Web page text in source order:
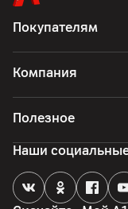
Покупателям
Компания
Полезное
Наши